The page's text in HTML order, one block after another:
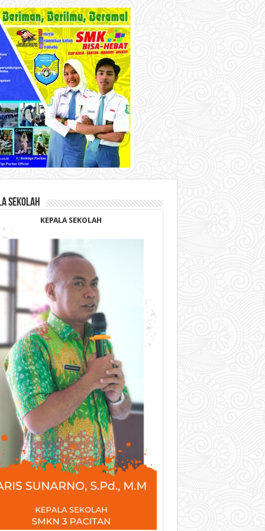
SEKOLAH
KEPALA SEKOLAH